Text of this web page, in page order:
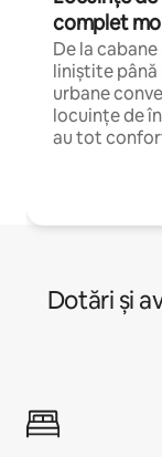
complet
De la
liniștite
urbane
locuințe de
au tot
Dotări și